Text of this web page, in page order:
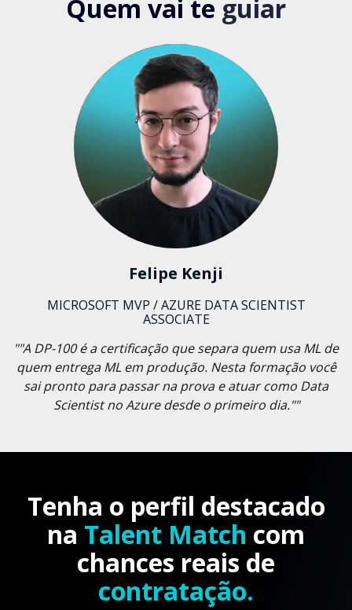
Quem vai te guiar
Felipe Kenji
MICROSOFT MVP / AZURE DATA SCIENTIST
ASSOCIATE
""A DP-100 é a certificação que separa quem usa ML de
quem entrega ML em produção. Nesta formação você
sai pronto para passar na prova e atuar como Data
Scientist no Azure desde o primeiro dia.""
Tenha o perfil destacado
na Talent Match com
chances reais de
contratação.